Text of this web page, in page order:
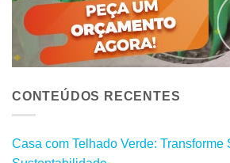
CONTEÚDOS RECENTES
Casa com Telhado Verde: Transforme